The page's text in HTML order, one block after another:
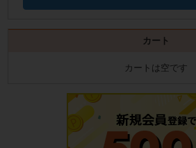
カート
カートは空です